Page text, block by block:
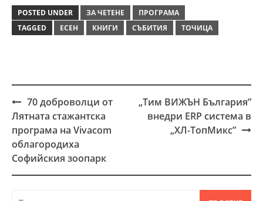
POSTED UNDER ЗА ЧЕТЕНЕ
ПРОГРАМА
TAGGED
ЕСЕН КНИГИ СЪБИТИЯ ТОЧИЦА
Post
navigation
70 доброволци от
Лятната стажантска
програма на Vivacom
облагородиха
Софийския зоопарк
„Тим ВИЖЪН България”
внедри ERP система в
„ХЛ-ТопМикс”
Търсене